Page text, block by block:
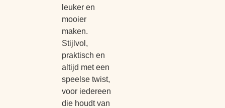
leuker en
mooier
maken.
Stijlvol,
praktisch en
altijd met een
speelse twist,
voor iedereen
die houdt van